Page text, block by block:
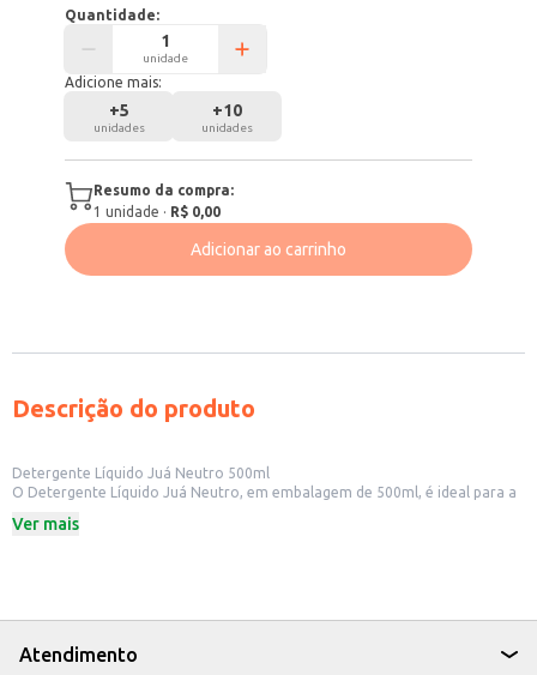
Quantidade:
unidade
Adicione mais:
+5
unidades
+10
unidades
Resumo da compra:
1 unidade · R$ 0,00
Adicionar ao carrinho
Descrição do produto
Detergente Líquido Juá Neutro 500ml
O Detergente Líquido Juá Neutro, em embalagem de 500ml, é ideal para a
eficiência na remoção de sujeiras e gorduras, sem agredir as mãos.
O Detergente Líquido Juá Neutro 500ml é uma opção prática e eficaz para
manter a limpeza e higiene em diversos ambientes, proporcionando um
resultado satisfatório na remoção de resíduos.
Ver mais
Atendimento